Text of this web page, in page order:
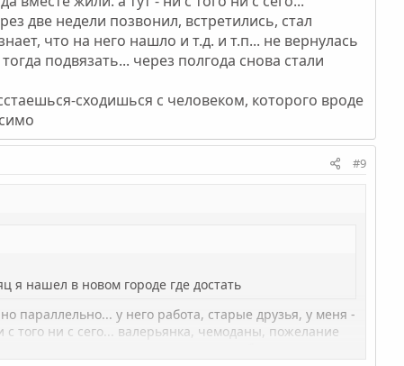
две недели позвонил, встретились, стал
что на него нашло и т.д. и т.п... не вернулась
подвязать... через полгода снова стали
сходишься с человеком, которого вроде
#9
я нашел в новом городе где достать
параллельно... у него работа, старые друзья, у меня -
того ни с сего... валерьянка, чемоданы, пожелание
говорил, что смертельно болен, максимум